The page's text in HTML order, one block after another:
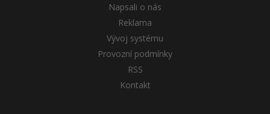
Napsali o nás
Reklama
Vývoj systému
Provozní podmínky
RSS
Kontakt